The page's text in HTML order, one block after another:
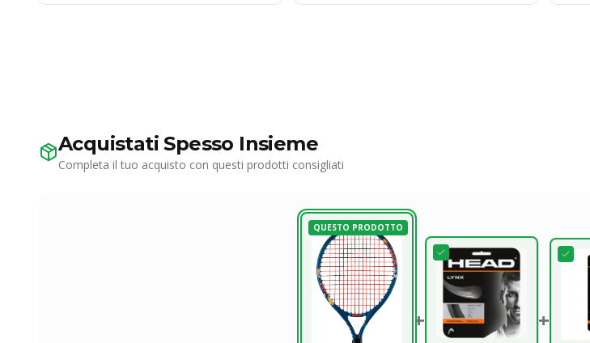
Acquistati Spesso Insieme
Completa il tuo acquisto con questi prodotti consigliati
QUESTO PRODOTTO
+ +